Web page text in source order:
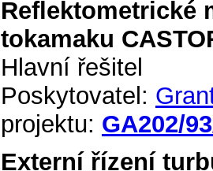
Reflektometrické
tokamaku
Hlavní řešitel
Poskytovatel:
projektu: GA202/
Externí řízení